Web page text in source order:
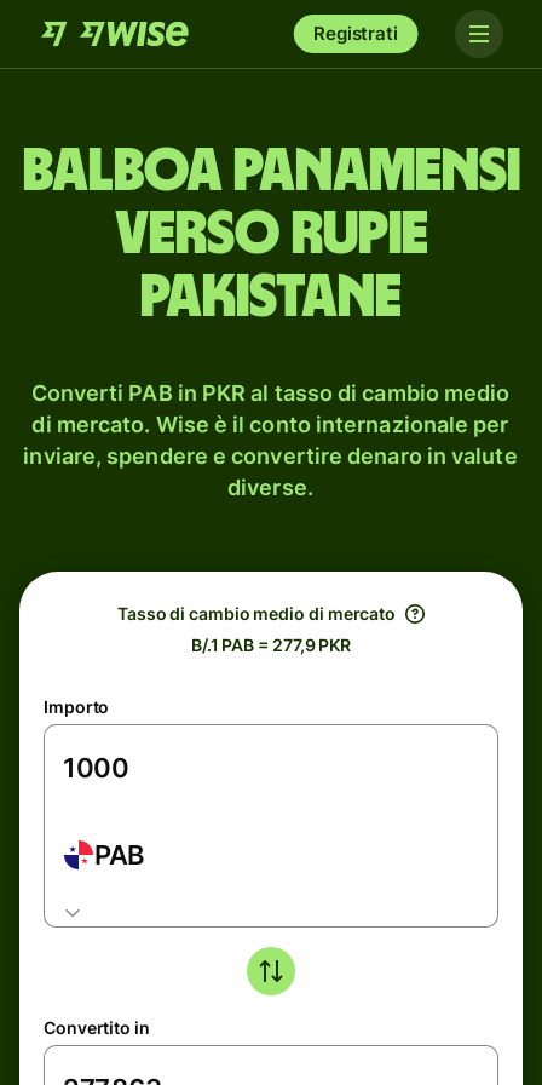
Registrati
balboa panamensi
verso rupie
pakistane
Converti PAB in PKR al tasso di cambio medio
di mercato. Wise è il conto internazionale per
inviare, spendere e convertire denaro in valute
diverse.
Tasso di cambio medio di mercato
B/.1 PAB = 277,9 PKR
Importo
PAB
Convertito in